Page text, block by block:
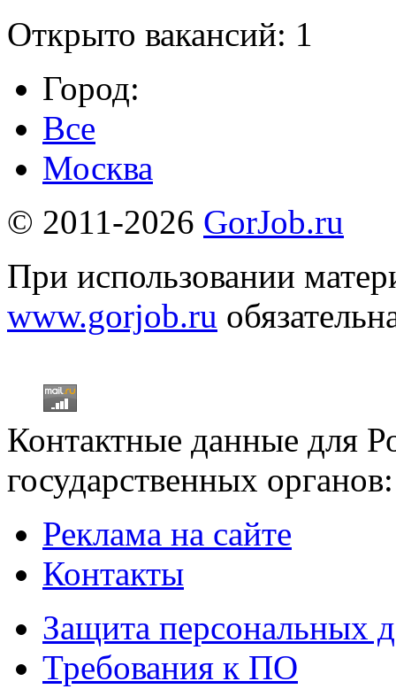
Открыто вакансий: 1
Город:
Все
Москва
© 2011-2026 GorJob.ru
При использовании
www.gorjob.ru
Контактные данные для
государственных
Реклама на сайте
Контакты
Защита персональных
Требования к ПО